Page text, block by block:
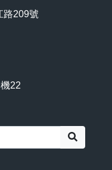
路209號
22